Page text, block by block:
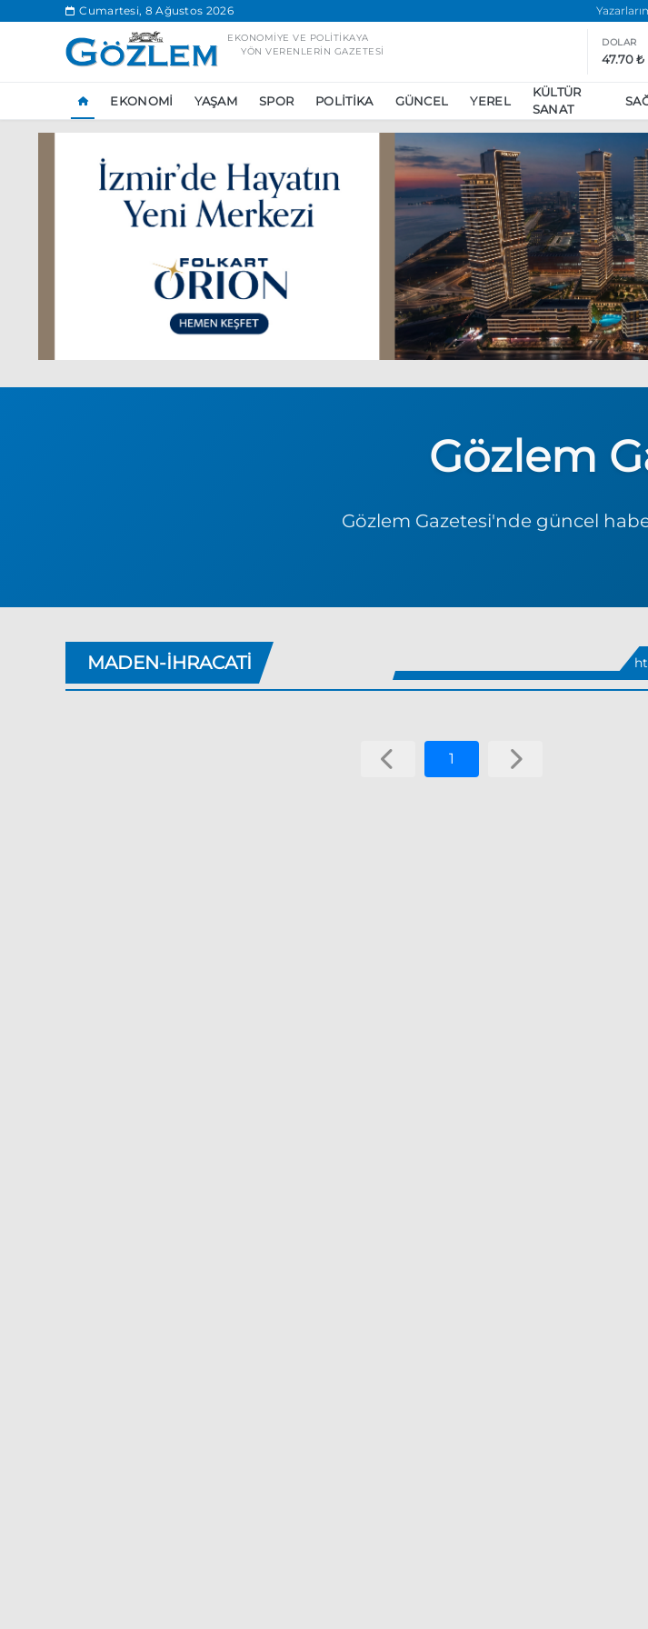
Cumartesi, 8 Ağustos 2026
EKONOMIYE VE POLITIKAYA
YÖN VERENLERIN GAZETESI
DOLAR
47.70 ₺
EKONOMI YAŞAM SPOR POLITIKA GÜNCEL YEREL
KÜLTÜR
SANAT
Ankara’da eylem yasağı uzatıldı
Özgür
Ünlü çift bir etkinliğe daha katılmama kararı aldı
Gözlem
Gözlem Gazetesi'nde güncel
MADEN-IHRACATI
1